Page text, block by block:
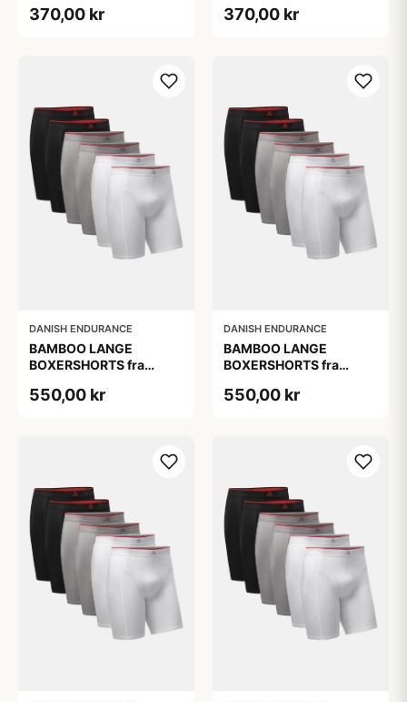
Sort/Rød | Grå | Hvid 3-
370,00 kr
Sort/Rød | Grå | Hvid 3-
370,00 kr
DANISH ENDURANCE
BAMBOO LANGE
BOXERSHORTS fra
Sort/Rød | Grå | Hvid 6-
550,00 kr
DANISH ENDURANCE
BAMBOO LANGE
BOXERSHORTS fra
Sort/Rød | Grå | Hvid 6-
550,00 kr